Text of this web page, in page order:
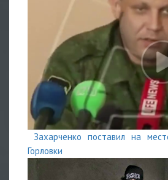
Захарченко поставил на
Горловки